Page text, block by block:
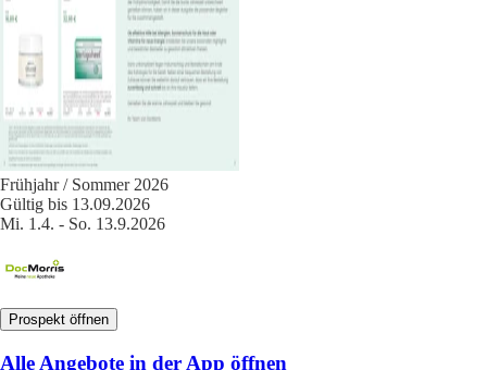
Frühjahr / Sommer 2026
Gültig bis 13.09.2026
Mi. 1.4. - So. 13.9.2026
Prospekt öffnen
Alle Angebote in der App öffnen